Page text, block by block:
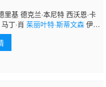
里基 德克兰·本尼特 西沃恩·卡
丁·肖 茱丽叶特·斯蒂文森伊芙
Edwards 安妮塔·多布森 Sarah
里西 妮娅·格温 阿米特·沙阿 艾
Anderson 约翰-保罗·麦克劳